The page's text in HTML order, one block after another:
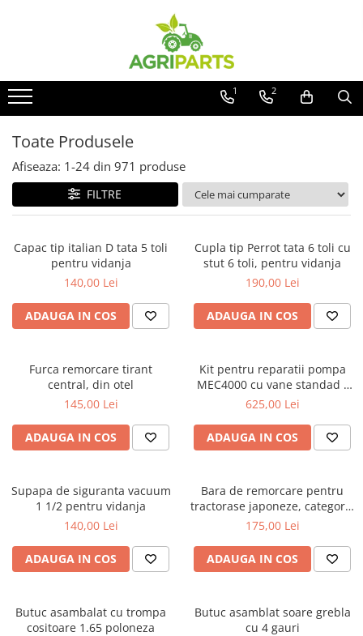
Accesorii
Ancore, stabilizatori, bare de
Cupe
Diverse
Tiranti centrali, verticali, laterali
Vopseluri
Agricultura
Utilaje
Diverse
Lubrifiere, intretinere si curatare
Gradina si padure
Jucarii
Agricultura
Utilaje pentru constructii
Piese instalatii erbicidat
Piese si accesorii remorci
Diverse
1 2
Toate Produsele
Afiseaza: 1-24 din 971 produse
FILTRE
Capac tip italian D tata 5 toli
pentru vidanja
140,00 Lei
ADAUGA IN COS
Cupla tip Perrot tata 6 toli cu
stut 6 toli, pentru vidanja
190,00 Lei
ADAUGA IN COS
Furca remorcare tirant
central, din otel
145,00 Lei
ADAUGA IN COS
Kit pentru reparatii pompa
MEC4000 cu vane standad -
Battioni Pagani
625,00 Lei
ADAUGA IN COS
Supapa de siguranta vacuum
1 1/2 pentru vidanja
140,00 Lei
ADAUGA IN COS
Bara de remorcare pentru
tractorase japoneze, categoria
1, lungime 500mm, latime[...]
175,00 Lei
ADAUGA IN COS
Butuc asambalat cu trompa
cositoare 1.65 poloneza
Butuc asamblat soare grebla
cu 4 gauri